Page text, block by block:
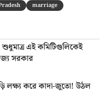
marriage
এই কমিটিগুলিকেই
সরকার
লক্ষ্য করে কাদা-জুতো! উঠল